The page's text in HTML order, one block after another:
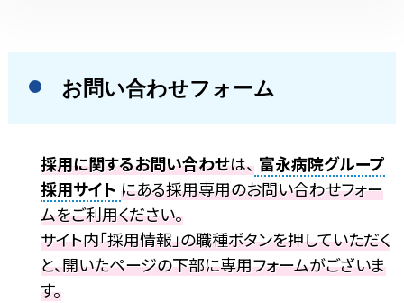
お問い合わせフォーム
採用に関するお問い合わせは、 富永病院グループ
採用サイト にある採用専用のお問い合わせフォー
ムをご利用ください。
サイト内「採用情報」の職種ボタンを押していただく
と、開いたページの下部に専用フォームがございま
す。